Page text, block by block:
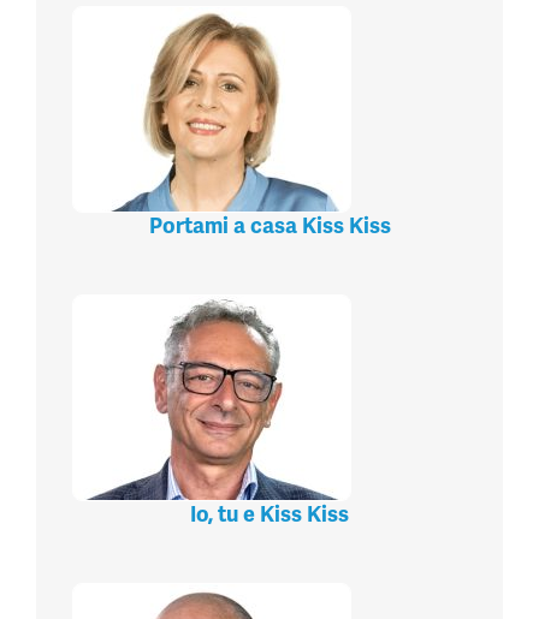
Portami a casa Kiss Kiss
Io, tu e Kiss Kiss